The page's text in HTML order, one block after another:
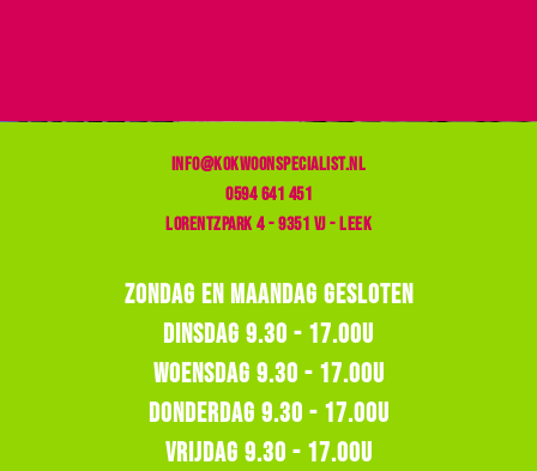
info@kokwoonspecialist.nl
0594 641 451
Lorentzpark 4 - 9351 VJ - Leek
Zondag en Maandag Gesloten
Dinsdag 9.30 - 17.00u
Woensdag 9.30 - 17.00u
Donderdag 9.30 - 17.00u
Vrijdag 9.30 - 17.00u